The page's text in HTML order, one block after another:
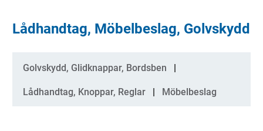
Lådhandtag, Möbelbeslag, Golvskydd
Kategorier
Golvskydd, Glidknappar, Bordsben
Lådhandtag, Knoppar, Reglar Möbelbeslag